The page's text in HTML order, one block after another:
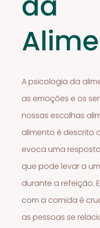
A psicologia da
as emoções e os
nossas escolhas
alimento é descrito
evoca uma
que pode levar a
durante a refeição.
com a comida é
as pessoas se